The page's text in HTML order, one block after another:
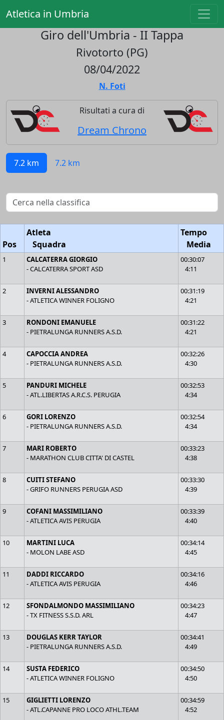
Atletica in Umbria
Giro dell'Umbria - II Tappa
Rivotorto (PG)
08/04/2022
N. Foti
Risultati a cura di
Dream Chrono
7.2 km 7.2 km
Pos
Atleta
Squadra
Tempo
Media
1
CALCATERRA GIORGIO
- CALCATERRA SPORT ASD
00:30:07
4:11
2
INVERNI ALESSANDRO
- ATLETICA WINNER FOLIGNO
00:31:19
4:21
3
RONDONI EMANUELE
- PIETRALUNGA RUNNERS A.S.D.
00:31:22
4:21
4
CAPOCCIA ANDREA
- PIETRALUNGA RUNNERS A.S.D.
00:32:26
4:30
5
PANDURI MICHELE
- ATL.LIBERTAS A.R.C.S. PERUGIA
00:32:53
4:34
6
GORI LORENZO
- PIETRALUNGA RUNNERS A.S.D.
00:32:54
4:34
7
MARI ROBERTO
- MARATHON CLUB CITTA' DI CASTEL
00:33:23
4:38
8
CUITI STEFANO
- GRIFO RUNNERS PERUGIA ASD
00:33:30
4:39
9
COFANI MASSIMILIANO
- ATLETICA AVIS PERUGIA
00:33:39
4:40
10
MARTINI LUCA
- MOLON LABE ASD
00:34:14
4:45
11
DADDI RICCARDO
- ATLETICA AVIS PERUGIA
00:34:16
4:46
12
SFONDALMONDO MASSIMILIANO
- TX FITNESS S.S.D. ARL
00:34:23
4:47
13
DOUGLAS KERR TAYLOR
- PIETRALUNGA RUNNERS A.S.D.
00:34:41
4:49
14
SUSTA FEDERICO
- ATLETICA WINNER FOLIGNO
00:34:50
4:50
15
GIGLIETTI LORENZO
- ATL.CAPANNE PRO LOCO ATHL.TEAM
00:34:59
4:52